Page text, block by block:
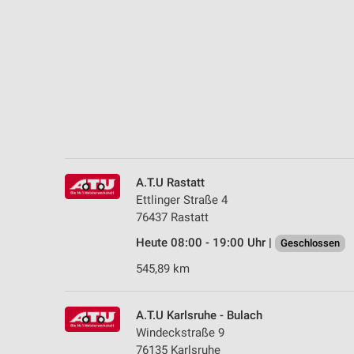
A.T.U Rastatt
Ettlinger Straße 4
76437 Rastatt
Heute 08:00 - 19:00 Uhr |
Geschlossen
545,89 km
A.T.U Karlsruhe - Bulach
Windeckstraße 9
76135 Karlsruhe
Verwendung genauer Standortdaten
Geräte anhand von aktiv angeforderten Informationen
Funktional